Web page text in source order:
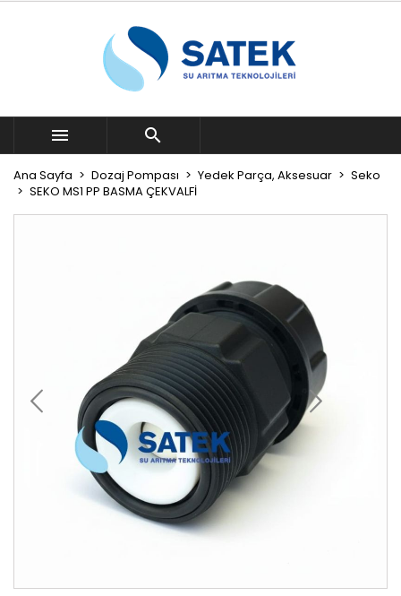
 
Ana Sayfa Dozaj Pompası Yedek Parça, Aksesuar
Seko
SEKO MS1 PP BASMA ÇEKVALFİ